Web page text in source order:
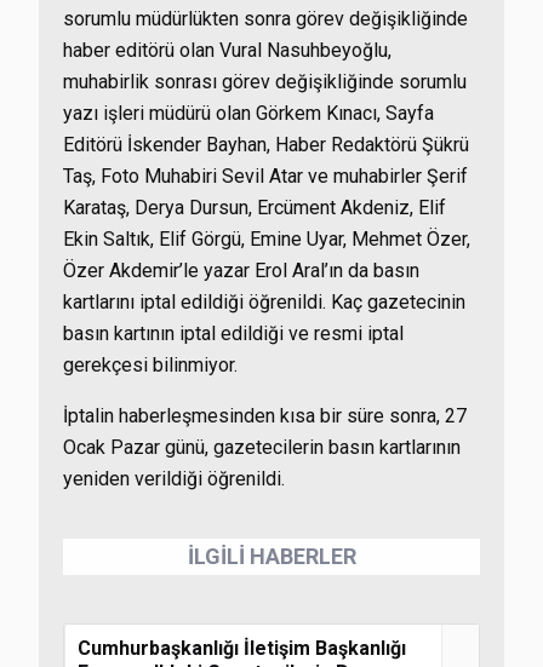
sorumlu müdürlükten sonra görev değişikliğinde
haber editörü olan Vural Nasuhbeyoğlu,
muhabirlik sonrası görev değişikliğinde sorumlu
yazı işleri müdürü olan Görkem Kınacı, Sayfa
Editörü İskender Bayhan, Haber Redaktörü Şükrü
Taş, Foto Muhabiri Sevil Atar ve muhabirler Şerif
Karataş, Derya Dursun, Ercüment Akdeniz, Elif
Ekin Saltık, Elif Görgü, Emine Uyar, Mehmet Özer,
Özer Akdemir’le yazar Erol Aral’ın da basın
kartlarını iptal edildiği öğrenildi. Kaç gazetecinin
basın kartının iptal edildiği ve resmi iptal
gerekçesi bilinmiyor.
İptalin haberleşmesinden kısa bir süre sonra, 27
Ocak Pazar günü, gazetecilerin basın kartlarının
yeniden verildiği öğrenildi.
İLGİLİ HABERLER
Cumhurbaşkanlığı İletişim Başkanlığı